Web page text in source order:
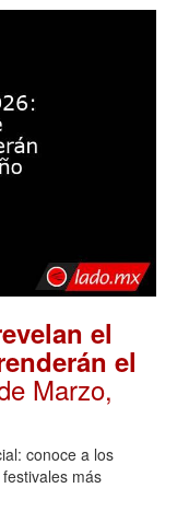
el
el
Marzo,
conoce a los
más